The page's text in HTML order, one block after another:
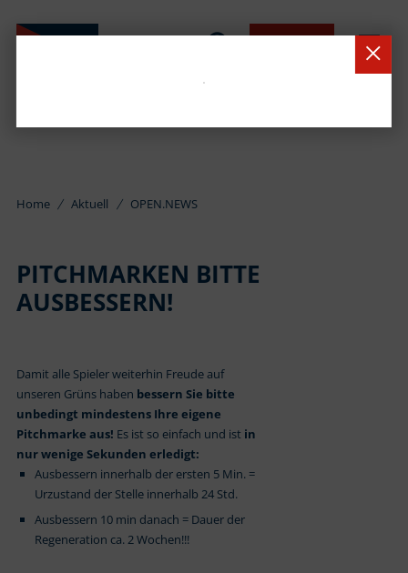
Home Aktuell OPEN.NEWS
PITCHMARKEN BITTE
AUSBESSERN!
Damit alle Spieler weiterhin Freude auf
unseren Grüns haben bessern Sie bitte
unbedingt mindestens Ihre eigene
Pitchmarke aus! Es ist so einfach und ist in
nur wenige Sekunden erledigt:
Ausbessern innerhalb der ersten 5 Min. =
Urzustand der Stelle innerhalb 24 Std.
Ausbessern 10 min danach = Dauer der
Regeneration ca. 2 Wochen!!!